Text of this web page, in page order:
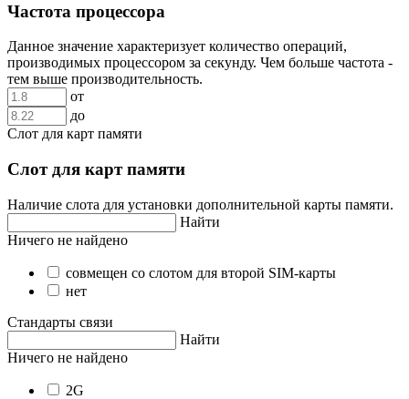
Частота процессора
Данное значение характеризует количество операций,
производимых процессором за секунду. Чем больше частота -
тем выше производительность.
от
до
Слот для карт памяти
Слот для карт памяти
Наличие слота для установки дополнительной карты памяти.
Найти
Ничего не найдено
совмещен со слотом для второй SIM-карты
нет
Стандарты связи
Найти
Ничего не найдено
2G